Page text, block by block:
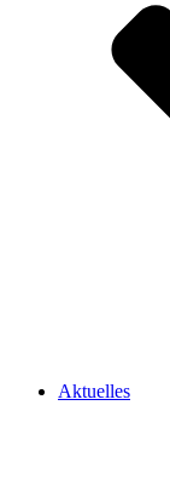
Aktuelles